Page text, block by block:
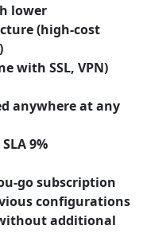
lower
(high-cost
with SSL, VPN)
anywhere at any
9%
go subscription
configurations
additional